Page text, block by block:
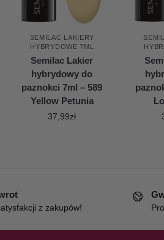
SEMILAC LAKIERY
HYBRYDOWE 7ML
Semilac Lakier
hybrydowy do
paznokci 7ml – 589
Yellow Petunia
37,99zł
z zakupów!